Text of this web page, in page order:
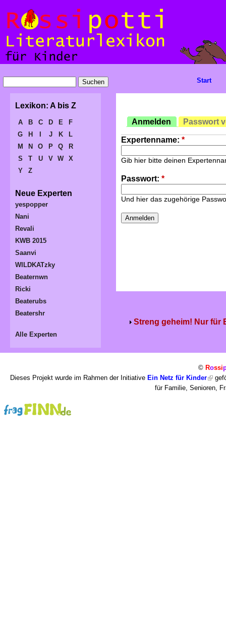
Anmelden Passwort
Expertenname: *
Gib hier bitte deinen
Passwort: *
Und hier das zugehörige
Streng geheim! Nur für
Start
Lexikon: A bis Z
A B C D E
F
G
H J K
L
M
N O P Q
R
S
T U V W
X
Y
Z
Neue Experten
yespopper
Nani
Revali
KWB 2015
Saanvi
WILDKATzky
Beaternwn
Ricki
Beaterubs
Beatershr
Alle Experten
© Rossi
Dieses Projekt wurde im Rahmen der Initiative Ein Netz für Kinder
für Familie, Senioren,